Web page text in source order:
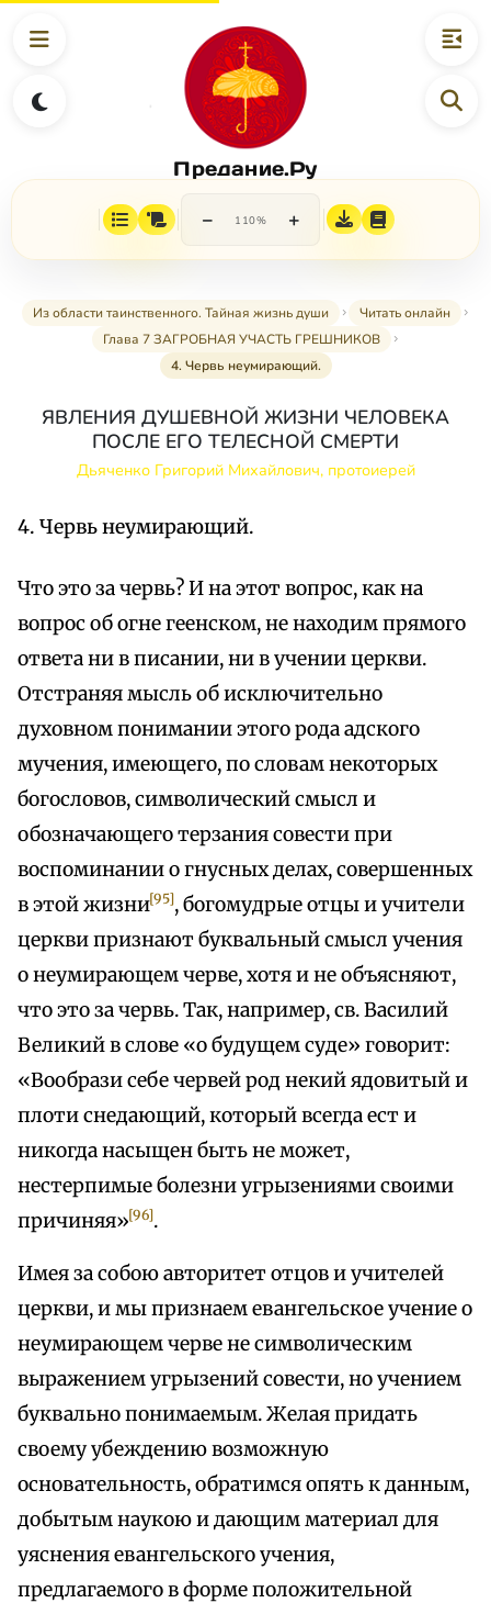
Предание.Ру
− 110% +
Из области таинственного. Тайная жизнь души
Читать онлайн
Глава 7 ЗАГРОБНАЯ УЧАСТЬ ГРЕШНИКОВ
4. Червь неумирающий.
ЯВЛЕНИЯ ДУШЕВНОЙ ЖИЗНИ ЧЕЛОВЕКА
ПОСЛЕ ЕГО ТЕЛЕСНОЙ СМЕРТИ
Дьяченко Григорий Михайлович, протоиерей
4. Червь неумирающий.
Что это за червь? И на этот вопрос, как на
вопрос об огне геенском, не находим прямого
ответа ни в писании, ни в учении церкви.
Отстраняя мысль об исключительно
духовном понимании этого рода адского
мучения, имеющего, по словам некоторых
богословов, символический смысл и
обозначающего терзания совести при
воспоминании о гнусных делах, совершенных
в этой жизни[95], богомудрые отцы и учители
церкви признают буквальный смысл учения
о неумирающем черве, хотя и не объясняют,
что это за червь. Так, например, св. Василий
Великий в слове «о будущем суде» говорит:
«Вообрази себе червей род некий ядовитый и
плоти снедающий, который всегда ест и
никогда насыщен быть не может,
нестерпимые болезни угрызениями своими
причиняя»[96].
Имея за собою авторитет отцов и учителей
церкви, и мы признаем евангельское учение о
неумирающем черве не символическим
выражением угрызений совести, но учением
буквально понимаемым. Желая придать
своему убеждению возможную
основательность, обратимся опять к данным,
добытым наукою и дающим материал для
уяснения евангельского учения,
предлагаемого в форме положительной